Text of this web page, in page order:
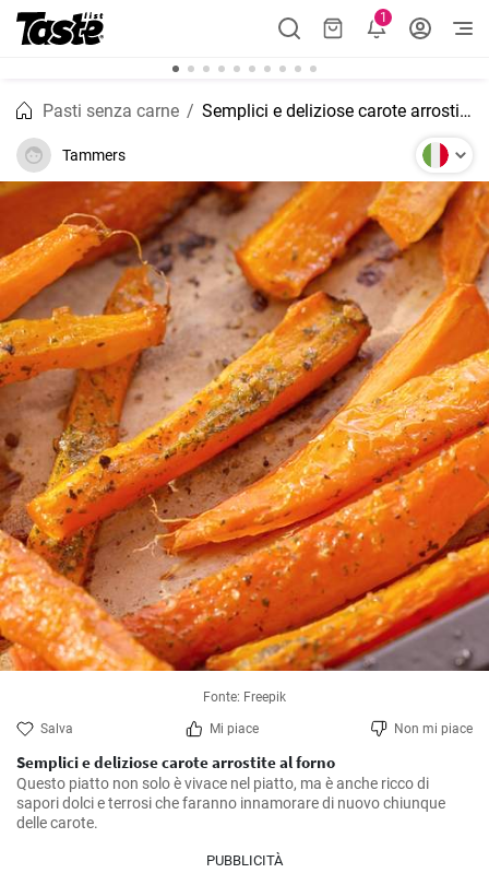
1
Pasti senza carne Semplici e deliziose carote arrostite al forno
Tammers
Fonte: Freepik
Salva Mi piace Non mi piace
Semplici e deliziose carote arrostite al forno
Questo piatto non solo è vivace nel piatto, ma è anche ricco di
sapori dolci e terrosi che faranno innamorare di nuovo chiunque
delle carote.
PUBBLICITÀ